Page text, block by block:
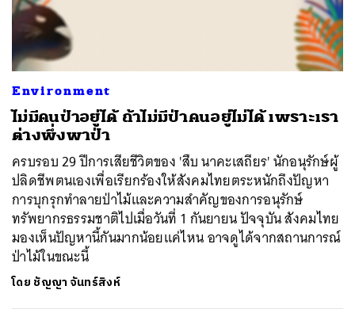
Environment
ไม่มีคนป่าอยู่ได้ ถ้าไม่มีป่าคนอยู่ไม่ได้ เพราะเรา
ต่างพึ่งพาป่า
ครบรอบ 29 ปีการเสียชีวิตของ 'สืบ นาคะเสถียร' นักอนุรักษ์ผู้
ปลิดชีพตนเองเพื่อเรียกร้องให้สังคมไทยตระหนักถึงปัญหา
การบุกรุกทำลายป่าไม้และความสำคัญของการอนุรักษ์
ทรัพยากรธรรมชาติไปเมื่อวันที่ 1 กันยายน ปัจจุบัน สังคมไทย
มองเห็นปัญหานี้กันมากน้อยแค่ไหน อาจดูได้จากสถานการณ์
ป่าไม้ในขณะนี้
โดย ชัญญา จันทร์สิงห์
ค้นหา
SHARE